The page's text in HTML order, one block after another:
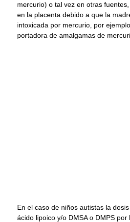
mercurio) o tal vez en otras
en la placenta debido a que la
intoxicada por mercurio, por
portadora de amalgamas de
En el caso de niños autistas la
ácido lipoico y/o DMSA o DMPS